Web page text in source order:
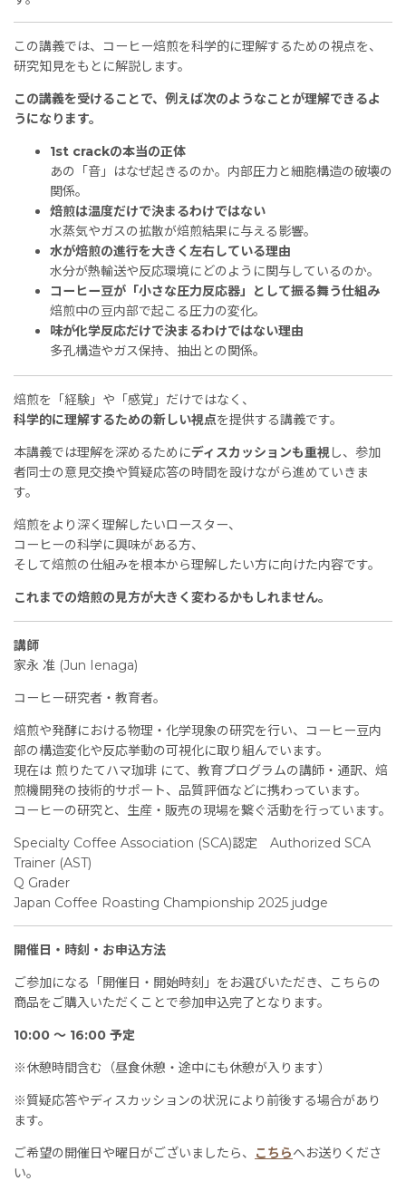
この講義では、コーヒー焙煎を科学的に理解するための視点を、
研究知見をもとに解説します。
この講義を受けることで、例えば次のようなことが理解できるよ
うになります。
1st crackの本当の正体
あの「音」はなぜ起きるのか。内部圧力と細胞構造の破壊の
関係。
焙煎は温度だけで決まるわけではない
水蒸気やガスの拡散が焙煎結果に与える影響。
水が焙煎の進行を大きく左右している理由
水分が熱輸送や反応環境にどのように関与しているのか。
コーヒー豆が「小さな圧力反応器」として振る舞う仕組み
焙煎中の豆内部で起こる圧力の変化。
味が化学反応だけで決まるわけではない理由
多孔構造やガス保持、抽出との関係。
焙煎を「経験」や「感覚」だけではなく、
科学的に理解するための新しい視点を提供する講義です。
本講義では理解を深めるためにディスカッションも重視し、参加
者同士の意見交換や質疑応答の時間を設けながら進めていきま
す。
焙煎をより深く理解したいロースター、
コーヒーの科学に興味がある方、
そして焙煎の仕組みを根本から理解したい方に向けた内容です。
これまでの焙煎の見方が大きく変わるかもしれません。
講師
家永 准 (Jun Ienaga)
コーヒー研究者・教育者。
焙煎や発酵における物理・化学現象の研究を行い、コーヒー豆内
部の構造変化や反応挙動の可視化に取り組んでいます。
現在は 煎りたてハマ珈琲 にて、教育プログラムの講師・通訳、焙
煎機開発の技術的サポート、品質評価などに携わっています。
コーヒーの研究と、生産・販売の現場を繋ぐ活動を行っています。
Specialty Coffee Association (SCA)認定 Authorized SCA
Trainer (AST)
Q Grader
Japan Coffee Roasting Championship 2025 judge
開催日・時刻・お申込方法
ご参加になる「開催日・開始時刻」をお選びいただき、こちらの
商品をご購入いただくことで参加申込完了となります。
10:00 〜 16:00 予定
※休憩時間含む（昼食休憩・途中にも休憩が入ります）
※質疑応答やディスカッションの状況により前後する場合があり
ます。
ご希望の開催日や曜日がございましたら、 こちらへお送りくださ
い。